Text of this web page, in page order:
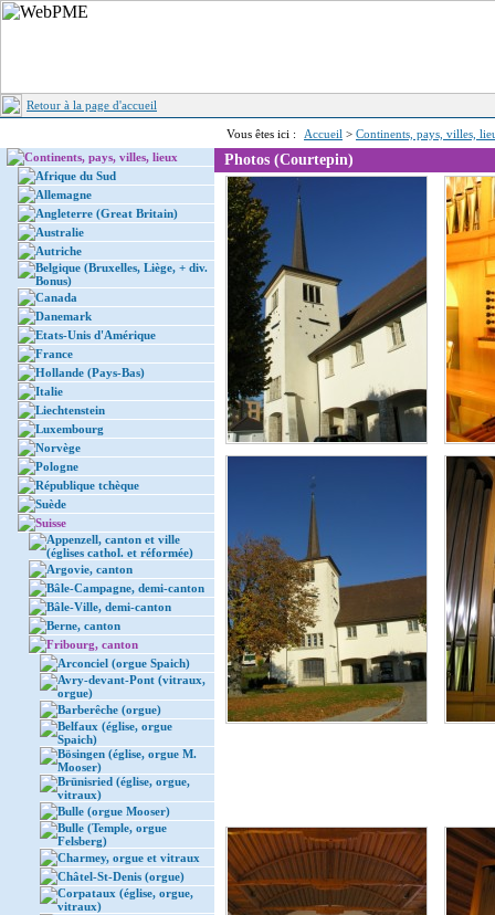
Retour à la page d'accueil
Vous êtes ici : Accueil > Continents, pays, villes,
Continents, pays, villes, lieux
Afrique du Sud
Allemagne
Angleterre (Great Britain)
Australie
Autriche
Belgique (Bruxelles, Liège, + div.
Bonus)
Canada
Danemark
Etats-Unis d'Amérique
France
Hollande (Pays-Bas)
Italie
Liechtenstein
Luxembourg
Norvège
Pologne
République tchèque
Suède
Suisse
Appenzell, canton et ville
(églises cathol. et réformée)
Argovie, canton
Bâle-Campagne, demi-canton
Bâle-Ville, demi-canton
Berne, canton
Fribourg, canton
Arconciel (orgue Spaich)
Avry-devant-Pont (vitraux,
orgue)
Barberêche (orgue)
Belfaux (église, orgue
Spaich)
Bösingen (église, orgue M.
Mooser)
Brünisried (église, orgue,
vitraux)
Bulle (orgue Mooser)
Bulle (Temple, orgue
Felsberg)
Charmey, orgue et vitraux
Châtel-St-Denis (orgue)
Corpataux (église, orgue,
vitraux)
Photos (Courtepin)